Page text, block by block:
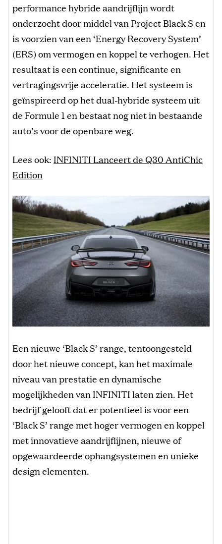
performance hybride aandrijflijn wordt
onderzocht door middel van Project Black S en
is voorzien van een ‘Energy Recovery System’
(ERS) om vermogen en koppel te verhogen. Het
resultaat is een continue, significante en
vertragingsvrije acceleratie. Het systeem is
geïnspireerd op het dual-hybride systeem uit
de Formule 1 en bestaat nog niet in bestaande
auto’s voor de openbare weg.
Lees ook: INFINITI Lanceert de Q30 AntiChic
Edition
Een nieuwe ‘Black S’ range, tentoongesteld
door het nieuwe concept, kan het maximale
niveau van prestatie en dynamische
mogelijkheden van INFINITI laten zien. Het
bedrijf gelooft dat er potentieel is voor een
‘Black S’ range met hoger vermogen en koppel
met innovatieve aandrijflijnen, nieuwe of
opgewaardeerde ophangsystemen en unieke
design elementen.